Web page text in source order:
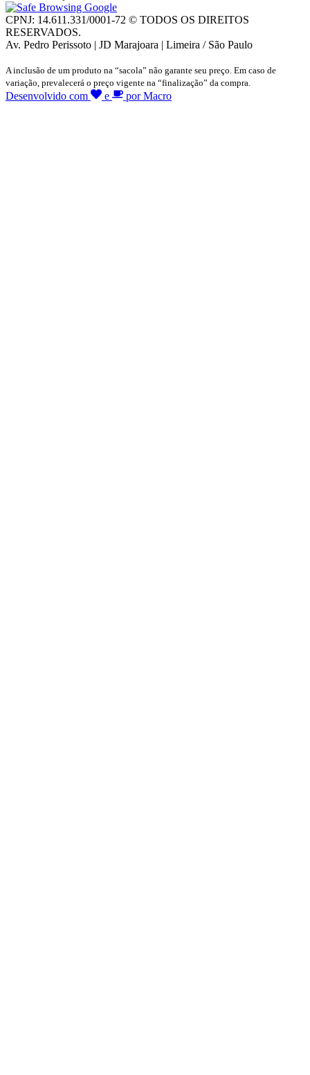
CPNJ: 14.611.331/0001-72 © TODOS OS DIREITOS
RESERVADOS.
Av. Pedro Perissoto | JD Marajoara | Limeira / São Paulo
A inclusão de um produto na “sacola” não garante seu preço. Em caso de
variação, prevalecerá o preço vigente na “finalização” da compra.
Desenvolvido com e por Macro